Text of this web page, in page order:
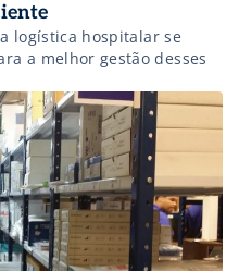
logística hospitalar se
a melhor gestão desses